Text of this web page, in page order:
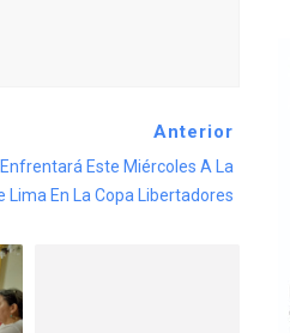
Anterior
Este Miércoles A La
Lima En La Copa Libertadores